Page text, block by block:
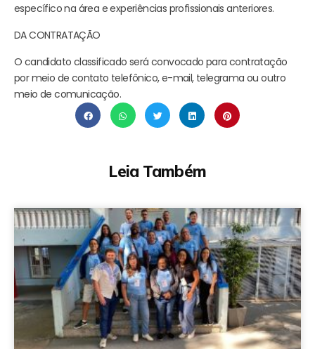
específico na área e experiências profissionais anteriores.
DA CONTRATAÇÃO
O candidato classificado será convocado para contratação
por meio de contato telefônico, e-mail, telegrama ou outro
meio de comunicação.
Leia Também